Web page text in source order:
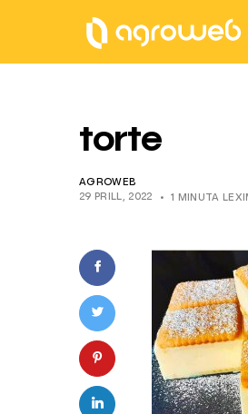
torte
AGROWEB
29 PRILL, 2022
1 MINUTA